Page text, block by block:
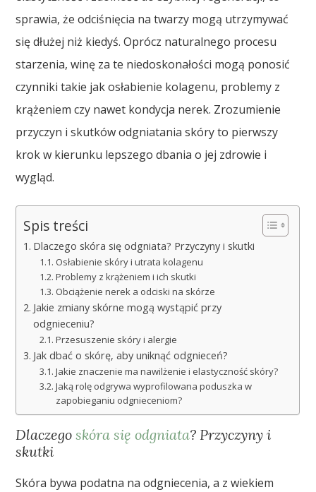
sprawia, że odciśnięcia na twarzy mogą utrzymywać
się dłużej niż kiedyś. Oprócz naturalnego procesu
starzenia, winę za te niedoskonałości mogą ponosić
czynniki takie jak osłabienie kolagenu, problemy z
krążeniem czy nawet kondycja nerek. Zrozumienie
przyczyn i skutków odgniatania skóry to pierwszy
krok w kierunku lepszego dbania o jej zdrowie i
wygląd.
Spis treści
Dlaczego skóra się odgniata? Przyczyny i skutki
Osłabienie skóry i utrata kolagenu
Problemy z krążeniem i ich skutki
Obciążenie nerek a odciski na skórze
Jakie zmiany skórne mogą wystąpić przy
odgnieceniu?
Przesuszenie skóry i alergie
Jak dbać o skórę, aby uniknąć odgnieceń?
Jakie znaczenie ma nawilżenie i elastyczność skóry?
Jaką rolę odgrywa wyprofilowana poduszka w
zapobieganiu odgnieceniom?
Dlaczegoskóra się odgniata? Przyczyny i
skutki
Skóra bywa podatna na odgniecenia, a z wiekiem